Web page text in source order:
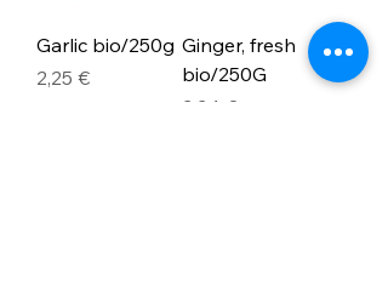
Garlic bio/250g
Τιμή
2,25 €
Ginger, fresh
bio/250G
Τιμή
2,24 €